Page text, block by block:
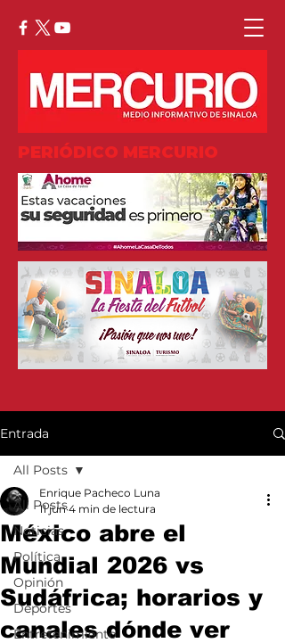
PERIÓDICO MERCURIO
Entrada
All Posts
Noticias
Política
Opinión
Deportes
Entretenimiento
All Posts
México abre el
Mundial 2026 vs
Sudáfrica; horarios y
canales dónde ver
Enrique Pacheco Luna
11 jun 4 min de lectura